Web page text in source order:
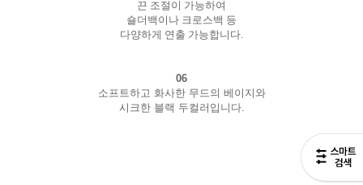
끈 조절이 가능하여
숄더백이나 크로스백 등
다양하게 연출 가능합니다.
06
소프트하고 화사한 무드의 베이지와
시크한 블랙 두컬러입니다.